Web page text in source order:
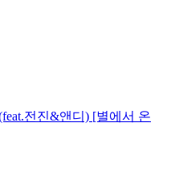
전진&앤디) [별에서 온